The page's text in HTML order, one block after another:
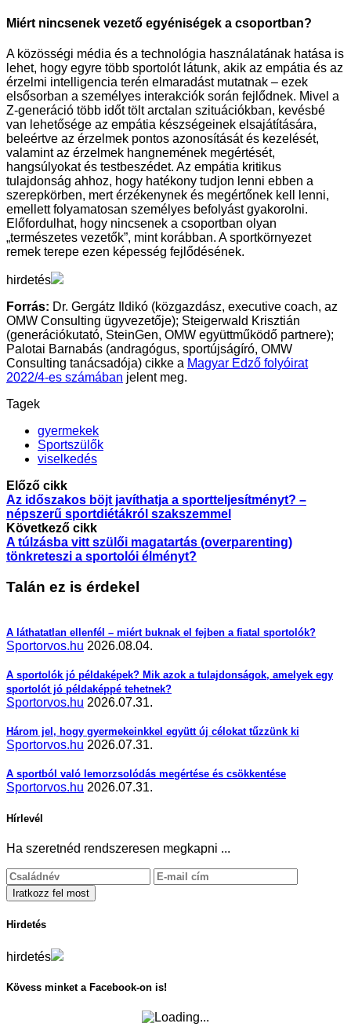
Miért nincsenek vezető egyéniségek a csoportban?
A közösségi média és a technológia használatának hatása is
lehet, hogy egyre több sportolót látunk, akik az empátia és az
érzelmi intelligencia terén elmaradást mutatnak – ezek
elsősorban a személyes interakciók során fejlődnek. Mivel a
Z-generáció több időt tölt arctalan szituációkban, kevésbé
van lehetősége az empátia készségeinek elsajátítására,
beleértve az érzelmek pontos azonosítását és kezelését,
valamint az érzelmek hangnemének megértését,
hangsúlyokat és testbeszédet. Az empátia kritikus
tulajdonság ahhoz, hogy hatékony tudjon lenni ebben a
szerepkörben, mert érzékenynek és megértőnek kell lenni,
emellett folyamatosan személyes befolyást gyakorolni.
Előfordulhat, hogy nincsenek a csoportban olyan
„természetes vezetők”, mint korábban. A sportkörnyezet
remek terepe ezen képesség fejlődésének.
hirdetés
Forrás: Dr. Gergátz Ildikó (közgazdász, executive coach, az
OMW Consulting ügyvezetője); Steigerwald Krisztián
(generációkutató, SteinGen, OMW együttműködő partnere);
Palotai Barnabás (andragógus, sportújságíró, OMW
Consulting tanácsadója) cikke a Magyar Edző folyóirat
2022/4-es számában jelent meg.
Tagek
gyermekek
Sportszülők
viselkedés
Előző cikk
Az időszakos böjt javíthatja a sportteljesítményt? –
népszerű sportdiétákról szakszemmel
Következő cikk
A túlzásba vitt szülői magatartás (overparenting)
tönkreteszi a sportolói élményt?
Talán ez is érdekel
A láthatatlan ellenfél – miért buknak el fejben a fiatal sportolók?
Sportorvos.hu 2026.08.04.
A sportolók jó példaképek? Mik azok a tulajdonságok, amelyek egy
sportolót jó példaképpé tehetnek?
Sportorvos.hu 2026.07.31.
Három jel, hogy gyermekeinkkel együtt új célokat tűzzünk ki
Sportorvos.hu 2026.07.31.
A sportból való lemorzsolódás megértése és csökkentése
Sportorvos.hu 2026.07.31.
Hírlevél
Ha szeretnéd rendszeresen megkapni ...
Hirdetés
hirdetés
Kövess minket a Facebook-on is!